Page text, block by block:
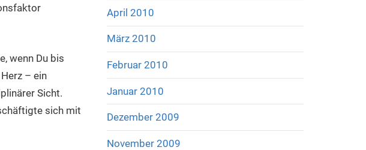
wenn Du bis
– ein
Sicht.
sich mit
April 2010
März 2010
Februar 2010
Januar 2010
Dezember 2009
November 2009